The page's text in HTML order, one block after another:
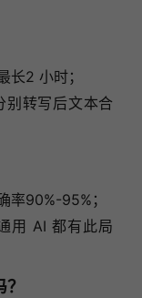
长2 小时；
别转写后文本合
率90%-95%；
用 AI 都有此局